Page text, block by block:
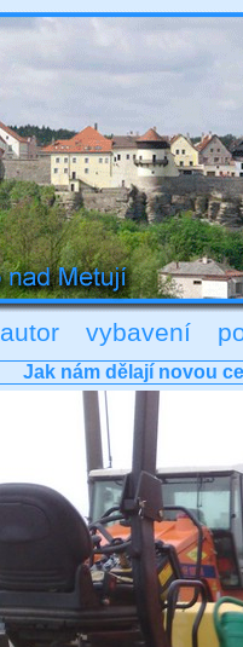
autor vybavení
Jak nám dělají novou